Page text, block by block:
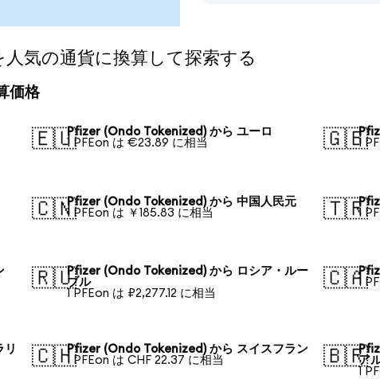
の通貨に換算して探索する
価格
🇪🇺Pfizer (Ondo Tokenized) から ユーロ
1 PFEon は €23.89 に相当
🇬🇧
1
🇨🇳Pfizer (Ondo Tokenized) から 中国人民元
1 PFEon は ￥185.83 に相当
🇹🇷
1
🇷🇺Pfizer (Ondo Tokenized) から ロシア・ルー
ブル
1 PFEon は ₽2,277.12 に相当
🇨🇦
1
リ
🇨🇭Pfizer (Ondo Tokenized) から スイスフラン
1 PFEon は CHF 22.37 に相当
🇧🇷
ア
1